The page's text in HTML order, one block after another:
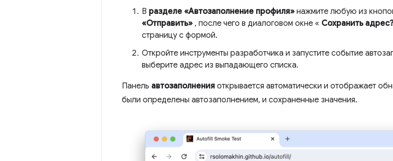
В разделе «Автозаполнение профиля» нажмите любую из
«Отправить» , после чего в диалоговом окне « Сохранить
страницу с формой.
Откройте инструменты разработчика и запустите событие
выберите адрес из выпадающего списка.
Панель автозаполнения открывается автоматически и отображает
были определены автозаполнением, и сохраненные значения.